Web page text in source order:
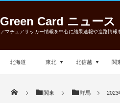
Green Card ニュース
アマチュアサッカー情報を中心に結果速報や進路情報
北海道 東北 北信越 関
関東 群馬 2023